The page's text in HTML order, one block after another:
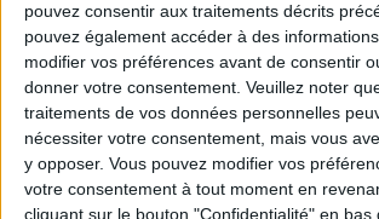
pouvez consentir aux traitements décrits
pouvez également accéder à des
modifier vos préférences avant de consentir
donner votre consentement. Veuillez noter
traitements de vos données personnelles
nécessiter votre consentement, mais vous
y opposer. Vous pouvez modifier vos
votre consentement à tout moment en
cliquant sur le bouton "Confidentialité" en bas